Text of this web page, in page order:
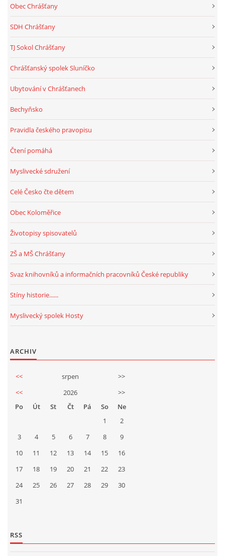
Obec Chrášťany
SDH Chrášťany
TJ Sokol Chrášťany
Chrášťanský spolek Sluníčko
Ubytování v Chrášťanech
Bechyňsko
Pravidla českého pravopisu
Čtení pomáhá
Myslivecké sdružení
Celé Česko čte dětem
Obec Koloměřice
Životopisy spisovatelů
ZŠ a MŠ Chrášťany
Svaz knihovníků a informačních pracovníků České republiky
Stíny historie......
Myslivecký spolek Hosty
ARCHIV
<< srpen
>>
<<
2026
>>
Po
Út St Čt Pá So
Ne
1
2
3
4 5 6 7 8
9
10
11 12 13 14 15
16
17
18 19 20 21 22
23
24
25 26 27 28 29
30
31
RSS